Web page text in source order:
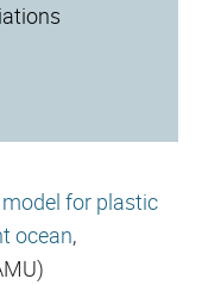
for plastic
ocean,